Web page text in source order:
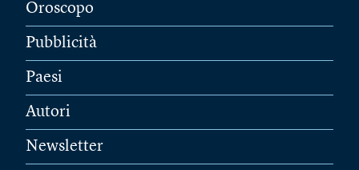
Oroscopo
Pubblicità
Paesi
Autori
Newsletter